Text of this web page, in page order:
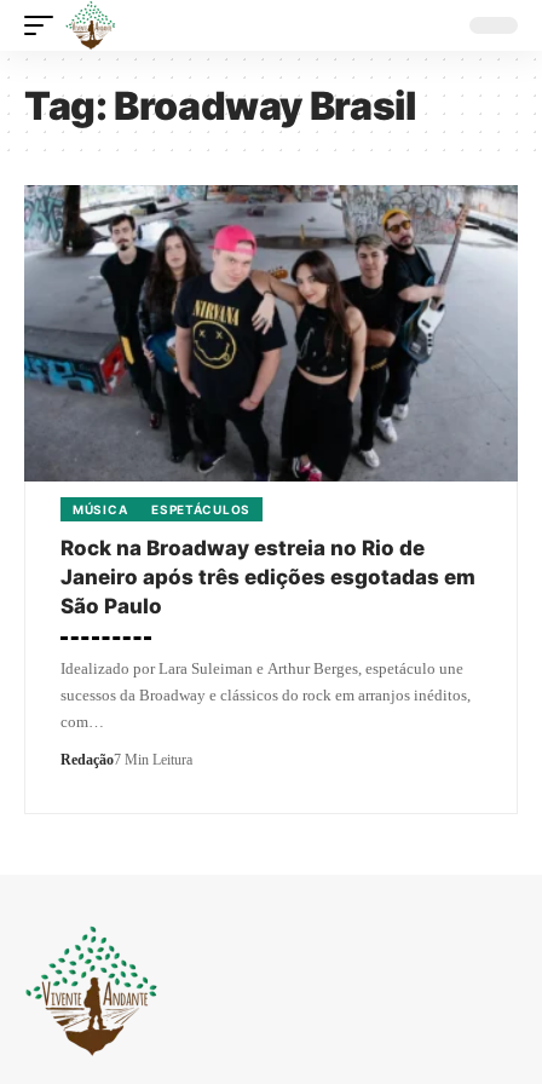
Tag:Broadway Brasil
MÚSICA ESPETÁCULOS
Rock na Broadway estreia no Rio de
Janeiro após três edições esgotadas em
São Paulo
Idealizado por Lara Suleiman e Arthur Berges, espetáculo une
sucessos da Broadway e clássicos do rock em arranjos inéditos,
com…
Redação7 Min Leitura